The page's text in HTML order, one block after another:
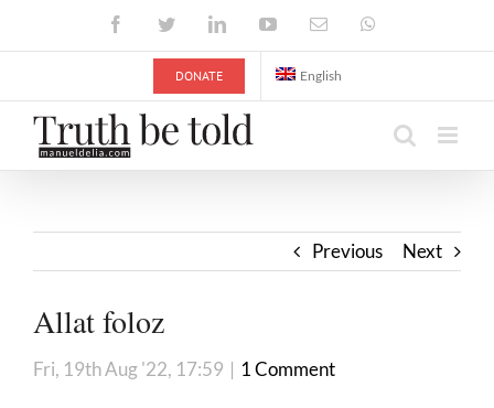
FacebookTwitterLinkedInYouTubeEmail
DONATE English
Previous Next
Allat foloz
Fri, 19th Aug '22, 17:59 | 1 Comment